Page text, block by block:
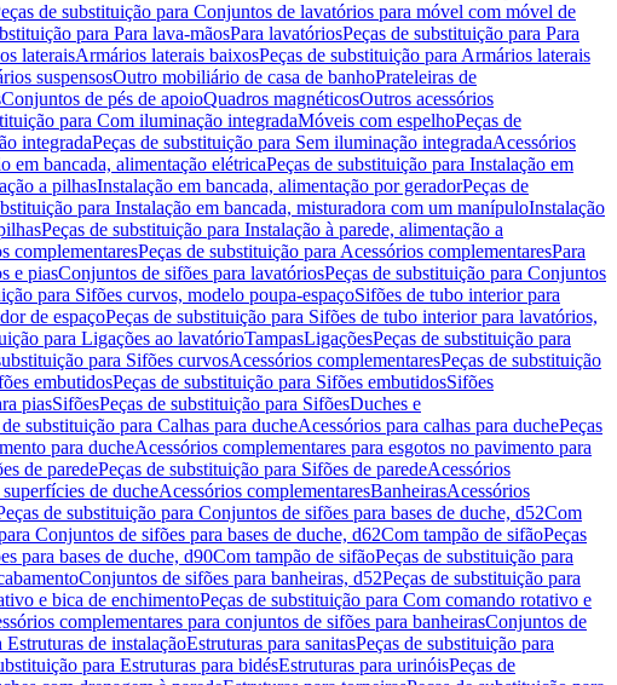
de substituição para Conjuntos de lavatórios para móvel com móvel de
para Para lava-mãosPara lavatóriosPeças de substituição para Para
lateraisArmários laterais baixosPeças de substituição para Armários laterais
suspensosOutro mobiliário de casa de banhoPrateleiras de
Conjuntos de pés de apoioQuadros magnéticosOutros acessórios
para Com iluminação integradaMóveis com espelhoPeças de
integradaPeças de substituição para Sem iluminação integradaAcessórios
em bancada, alimentação elétricaPeças de substituição para Instalação em
a pilhasInstalação em bancada, alimentação por geradorPeças de
para Instalação em bancada, misturadora com um manípuloInstalação
Peças de substituição para Instalação à parede, alimentação a
complementaresPeças de substituição para Acessórios complementaresPara
e piasConjuntos de sifões para lavatóriosPeças de substituição para Conjuntos
para Sifões curvos, modelo poupa-espaçoSifões de tubo interior para
de espaçoPeças de substituição para Sifões de tubo interior para lavatórios,
para Ligações ao lavatórioTampasLigaçõesPeças de substituição para
para Sifões curvosAcessórios complementaresPeças de substituição
embutidosPeças de substituição para Sifões embutidosSifões
piasSifõesPeças de substituição para SifõesDuches e
de substituição para Calhas para ducheAcessórios para calhas para duchePeças
para ducheAcessórios complementares para esgotos no pavimento para
de paredePeças de substituição para Sifões de paredeAcessórios
de ducheAcessórios complementaresBanheirasAcessórios
de substituição para Conjuntos de sifões para bases de duche, d52Com
Conjuntos de sifões para bases de duche, d62Com tampão de sifãoPeças
para bases de duche, d90Com tampão de sifãoPeças de substituição para
Conjuntos de sifões para banheiras, d52Peças de substituição para
e bica de enchimentoPeças de substituição para Com comando rotativo e
complementares para conjuntos de sifões para banheirasConjuntos de
Estruturas de instalaçãoEstruturas para sanitasPeças de substituição para
para Estruturas para bidésEstruturas para urinóisPeças de